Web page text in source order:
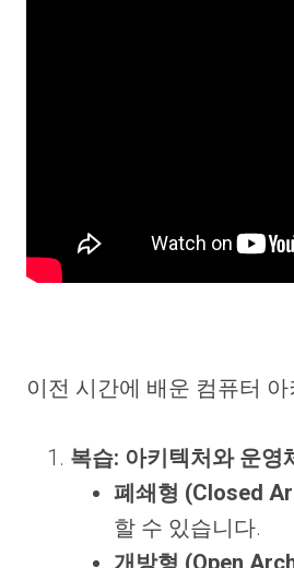
이전 시간에 배운 컴퓨터
복습: 아키텍처와 운영
폐쇄형 (Closed
할 수 있습니다.
개방형 (Open